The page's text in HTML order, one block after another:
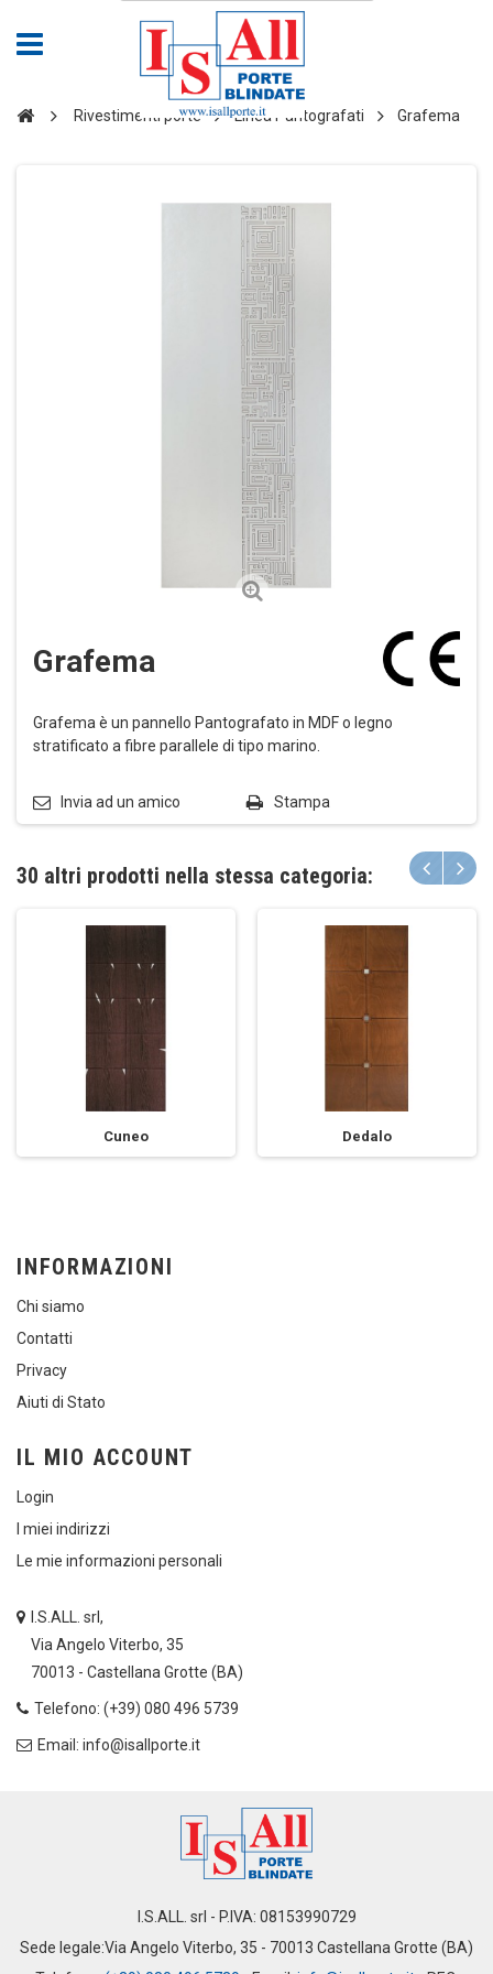
Rivestimenti porte Linea Pantografati Grafema
Grafema
Grafema è un pannello Pantografato in MDF o legno
stratificato a fibre parallele di tipo marino.
Invia ad un amico Stampa
30 altri prodotti nella stessa categoria:
Cuneo Dedalo
INFORMAZIONI
Chi siamo
Contatti
Privacy
Aiuti di Stato
IL MIO ACCOUNT
Login
I miei indirizzi
Le mie informazioni personali
I.S.ALL. srl,
Via Angelo Viterbo, 35
70013 - Castellana Grotte (BA)
Telefono: (+39) 080 496 5739
Email: info@isallporte.it
I.S.ALL. srl - P.IVA: 08153990729
Sede legale:Via Angelo Viterbo, 35 - 70013 Castellana Grotte (BA)